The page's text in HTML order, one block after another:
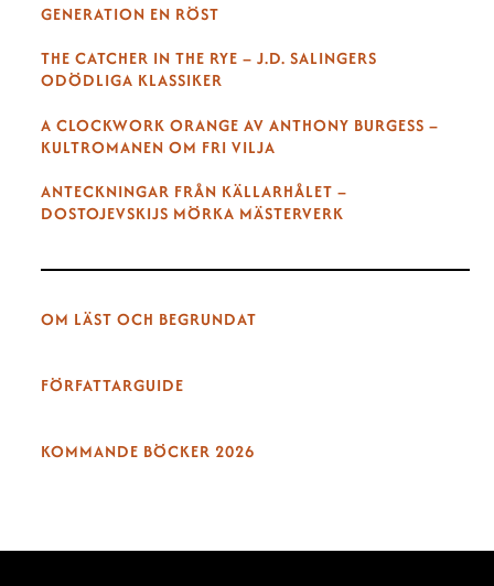
GENERATION EN RÖST
THE CATCHER IN THE RYE – J.D. SALINGERS
ODÖDLIGA KLASSIKER
A CLOCKWORK ORANGE AV ANTHONY BURGESS –
KULTROMANEN OM FRI VILJA
ANTECKNINGAR FRÅN KÄLLARHÅLET –
DOSTOJEVSKIJS MÖRKA MÄSTERVERK
OM LÄST OCH BEGRUNDAT
FÖRFATTARGUIDE
KOMMANDE BÖCKER 2026